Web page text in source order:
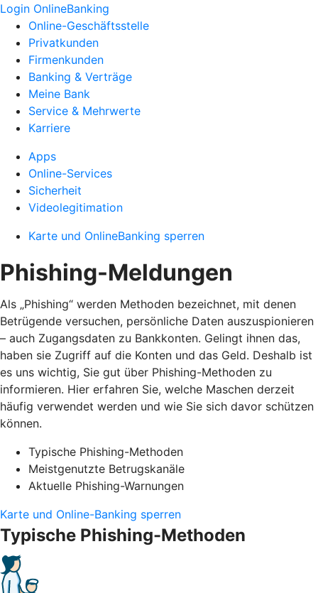
Login OnlineBanking
Online-Geschäftsstelle
Privatkunden
Firmenkunden
Banking & Verträge
Meine Bank
Service & Mehrwerte
Karriere
Apps
Online-Services
Sicherheit
Videolegitimation
Karte und OnlineBanking sperren
Phishing-Meldungen
Als „Phishing“ werden Methoden bezeichnet, mit denen
Betrügende versuchen, persönliche Daten auszuspionieren
– auch Zugangsdaten zu Bankkonten. Gelingt ihnen das,
haben sie Zugriff auf die Konten und das Geld. Deshalb ist
es uns wichtig, Sie gut über Phishing-Methoden zu
informieren. Hier erfahren Sie, welche Maschen derzeit
häufig verwendet werden und wie Sie sich davor schützen
können.
Typische Phishing-Methoden
Meistgenutzte Betrugskanäle
Aktuelle Phishing-Warnungen
Karte und Online-Banking sperren
Typische Phishing-Methoden